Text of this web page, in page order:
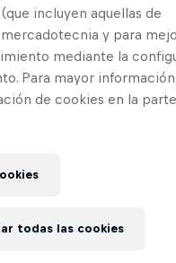
incluyen aquellas de
y para
mediante la
Para mayor información,
de cookies en la parte
todas las cookies